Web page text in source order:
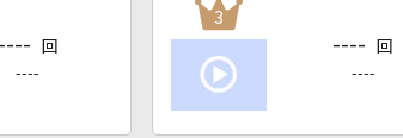
---- 回
----
3
---- 回
----